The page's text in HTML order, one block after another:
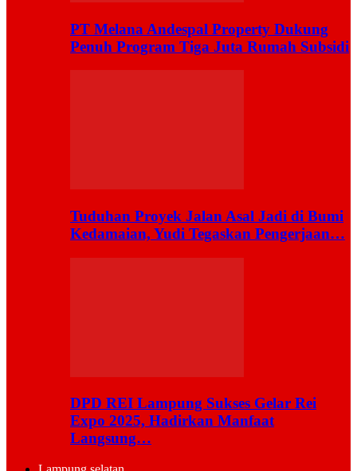
PT Melana Andespal Property Dukung
Penuh Program Tiga Juta Rumah Subsidi
Tuduhan Proyek Jalan Asal Jadi di Bumi
Kedamaian, Yudi Tegaskan Pengerjaan…
DPD REI Lampung Sukses Gelar Rei
Expo 2025, Hadirkan Manfaat
Langsung…